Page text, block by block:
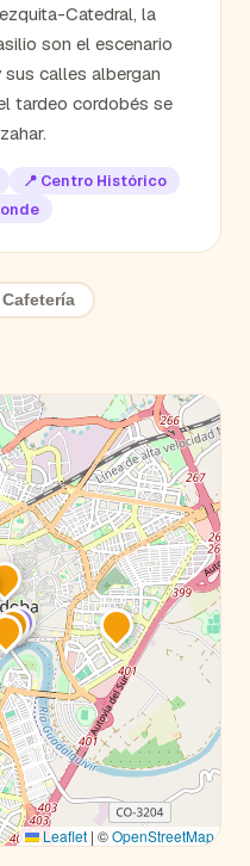
Catedral, la
son el escenario
calles albergan
tardeo cordobés se
📍 Centro Histórico
Cafetería
Leaflet | ©OpenStreetMap